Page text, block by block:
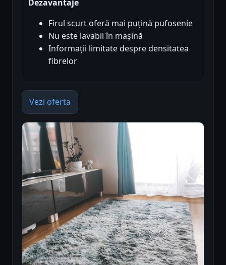
Dezavantaje
Firul scurt oferă mai puțină pufosenie
Nu este lavabil în mașină
Informații limitate despre densitatea
fibrelor
Vezi oferta